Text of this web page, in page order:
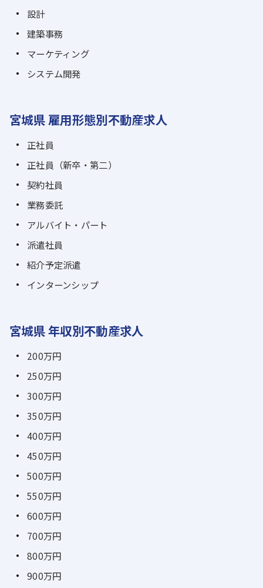
設計
建築事務
マーケティング
システム開発
宮城県 雇用形態別不動産求人
正社員
正社員（新卒・第二）
契約社員
業務委託
アルバイト・パート
派遣社員
紹介予定派遣
インターンシップ
宮城県 年収別不動産求人
200万円
250万円
300万円
350万円
400万円
450万円
500万円
550万円
600万円
700万円
800万円
900万円